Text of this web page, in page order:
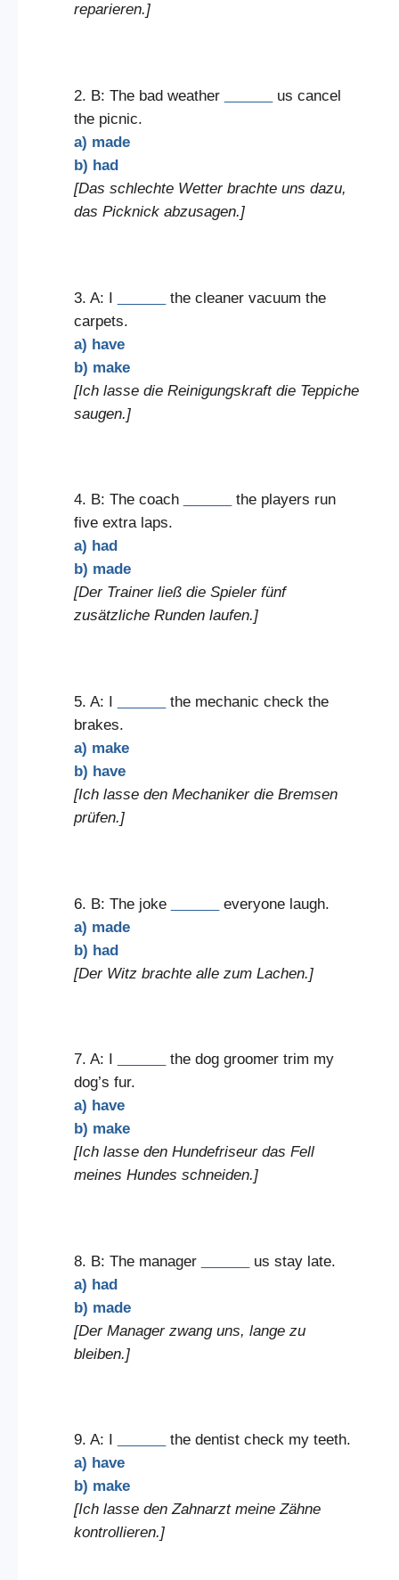
reparieren.]
2. B: The bad weather
us cancel
the picnic.
a) made
b) had
[Das schlechte Wetter brachte uns dazu,
das Picknick abzusagen.]
3. A: I
the cleaner vacuum the
carpets.
a) have
b) make
[Ich lasse die Reinigungskraft die Teppiche
saugen.]
4. B: The coach
the players run
five extra laps.
a) had
b) made
[Der Trainer ließ die Spieler fünf
zusätzliche Runden laufen.]
5. A: I
the mechanic check the
brakes.
a) make
b) have
[Ich lasse den Mechaniker die Bremsen
prüfen.]
6. B: The joke
everyone laugh.
a) made
b) had
[Der Witz brachte alle zum Lachen.]
7. A: I
the dog groomer trim my
dog’s fur.
a) have
b) make
[Ich lasse den Hundefriseur das Fell
meines Hundes schneiden.]
8. B: The manager
us stay late.
a) had
b) made
[Der Manager zwang uns, lange zu
bleiben.]
9. A: I
the dentist check my teeth.
a) have
b) make
[Ich lasse den Zahnarzt meine Zähne
kontrollieren.]